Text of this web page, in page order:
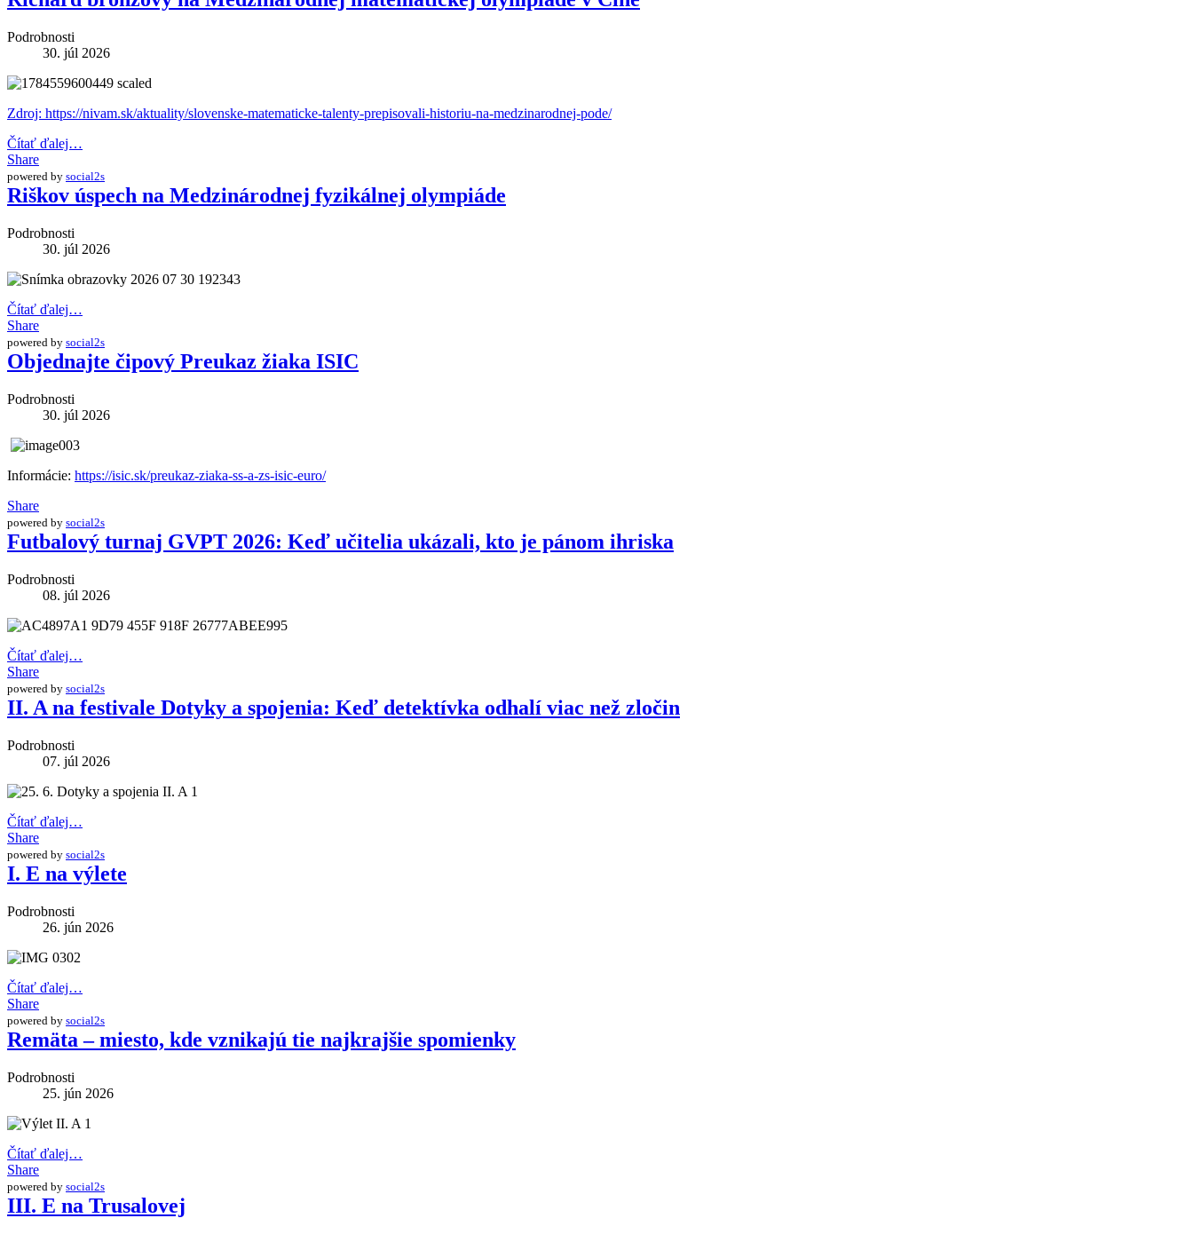
Podrobnosti
30. júl 2026
Zdroj: https://nivam.sk/aktuality/slovenske-matematicke-talenty-prepisovali-historiu-na-medzinarodnej-pode/
Čítať ďalej…
Share
powered by social2s
Riškov úspech na Medzinárodnej fyzikálnej olympiáde
Podrobnosti
30. júl 2026
Čítať ďalej…
Share
powered by social2s
Objednajte čipový Preukaz žiaka ISIC
Podrobnosti
30. júl 2026
Informácie: https://isic.sk/preukaz-ziaka-ss-a-zs-isic-euro/
Share
powered by social2s
Futbalový turnaj GVPT 2026: Keď učitelia ukázali, kto je pánom ihriska
Podrobnosti
08. júl 2026
Čítať ďalej…
Share
powered by social2s
II. A na festivale Dotyky a spojenia: Keď detektívka odhalí viac než zločin
Podrobnosti
07. júl 2026
Čítať ďalej…
Share
powered by social2s
I. E na výlete
Podrobnosti
26. jún 2026
Čítať ďalej…
Share
powered by social2s
Remäta – miesto, kde vznikajú tie najkrajšie spomienky
Podrobnosti
25. jún 2026
Čítať ďalej…
Share
powered by social2s
III. E na Trusalovej